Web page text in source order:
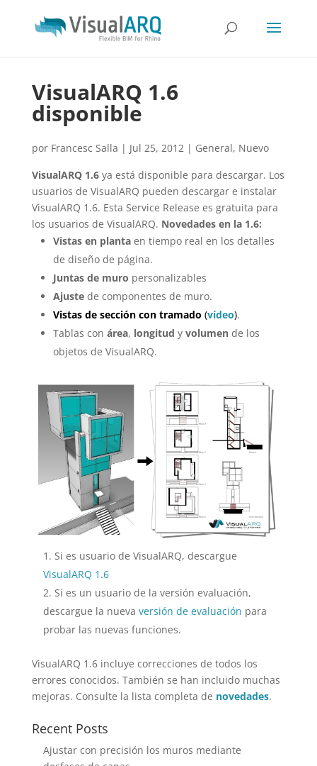
VisualARQ 1.6
disponible
por Francesc Salla | Jul 25, 2012| General, Nuevo
VisualARQ 1.6ya está disponible para descargar. Los
usuarios de VisualARQ pueden descargar e instalar
VisualARQ 1.6. Esta Service Release es gratuita para
los usuarios de VisualARQ. Novedades en la 1.6:
Vistas en plantaen tiempo real en los detalles
de diseño de página.
Juntas de muro personalizables
Ajustede componentes de muro.
Vistas de sección con tramado (vídeo).
Tablas con área, longitud y volumende los
objetos de VisualARQ.
Si es usuario de VisualARQ, descargue
VisualARQ 1.6
Si es un usuario de la versión evaluación,
descargue la nueva versión de evaluación para
probar las nuevas funciones.
VisualARQ 1.6 incluye correcciones de todos los
errores conocidos. También se han incluido muchas
mejoras. Consulte la lista completa de novedades.
Recent Posts
Ajustar con precisión los muros mediante